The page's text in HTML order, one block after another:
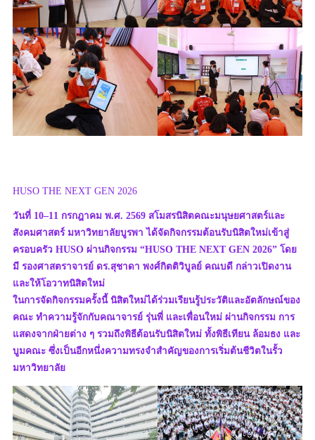
HUSO THE NEXT GEN 2026
วันที่ 10–11 กรกฎาคม พ.ศ. 2569 สโมสรนิสิตคณะมนุษยศาสตร์และ
สังคมศาสตร์ มหาวิทยาลัยบูรพา ได้จัดกิจกรรมต้อนรับนิสิตใหม่เข้าสู่
ครอบครัว HUSO ผ่านกิจกรรม “HUSO THE NEXT GEN 2026” โดย
มี รองศาสตราจารย์ ดร.สุชาดา พงศ์กิตติวิบูลย์ คณบดี กล่าวเปิดงาน
และให้โอวาทนิสิตใหม่
ในการจัดกิจกรรมครั้งนี้ นิสิตใหม่ได้ร่วมเรียนรู้ประวัติและอัตลักษณ์ของ
คณะ ทำความรู้จักกับคณาจารย์ รุ่นพี่ และเพื่อนใหม่ ผ่านกิจกรรม การ
แสดงจากฝ่ายต่าง ๆ รวมถึงพิธีต้อนรับนิสิตใหม่ ทั้งพิธีเทียน ล้อมธง และ
บูมคณะ ซึ่งเป็นอีกหนึ่งความทรงจำสำคัญของการเริ่มต้นชีวิตในรั้ว
มหาวิทยาลัย